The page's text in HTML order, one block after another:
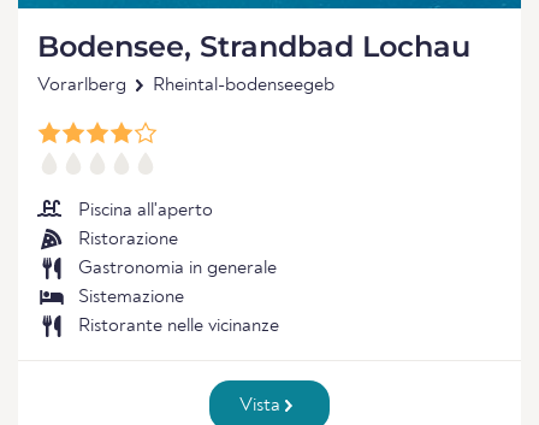
Bodensee, Strandbad Lochau
Vorarlberg Rheintal-bodenseegeb
Piscina all'aperto
Ristorazione
Gastronomia in generale
Sistemazione
Ristorante nelle vicinanze
Vista